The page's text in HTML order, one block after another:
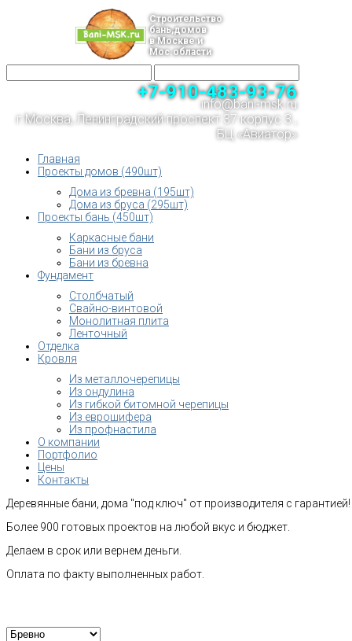
Строительство
бань,домов
в Москве и
Мос.области
+7-910-483-93-76
info@bani-msk.ru
г.Москва, Ленинградский проспект 37 корпус 3 ,
БЦ «Авиатор»
Главная
Проекты домов (490шт)
Дома из бревна (195шт)
Дома из бруса (295шт)
Проекты бань (450шт)
Каркасные бани
Бани из бруса
Бани из бревна
Фундамент
Столбчатый
Свайно-винтовой
Монолитная плита
Ленточный
Отделка
Кровля
Из металлочерепицы
Из ондулина
Из гибкой битомной черепицы
Из еврошифера
Из профнастила
О компании
Портфолио
Цены
Контакты
Деревянные бани, дома "под ключ" от производителя с гарантией!
Более 900 готовых проектов на любой вкус и бюджет.
Делаем в срок или вернем деньги.
Оплата по факту выполненных работ.